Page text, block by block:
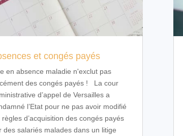
et congés payés
en absence maladie n'exclut pas
des congés payés ! La cour
d’appel de Versailles a
l’Etat pour ne pas avoir modifié
règles d’acquisition des congés payés
des salariés malades dans un litige